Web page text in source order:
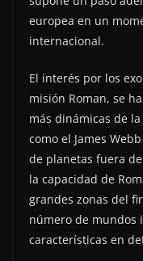
europea en un
internacional.
El interés por los
misión Roman, se
más dinámicas de
como el James
de planetas fuera
la capacidad de
grandes zonas del
número de mundos
características en